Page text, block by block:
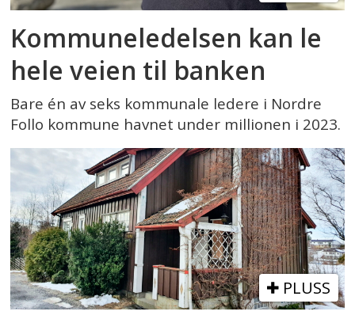
Kommuneledelsen kan le
hele veien til banken
Bare én av seks kommunale ledere i Nordre
Follo kommune havnet under millionen i 2023.
PLUSS